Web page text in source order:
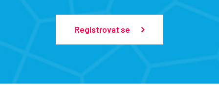
Registrovat se